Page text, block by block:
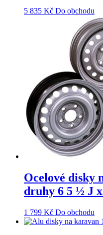
5 835 Kč Do obchodu
Ocelové disky
druhy 6 5 ½ J
1 799 Kč Do obchodu